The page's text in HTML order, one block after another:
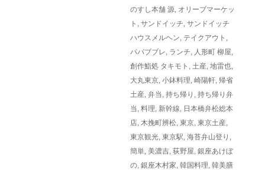
のすし本舗 源, オリーブマーケッ
ト , サンドイッチ, サンドイッチ
ハウスメルヘン, テイクアウト ,
パパブブレ, ランチ, 人形町 柳屋,
創作鮨処 タキモト , 土産, 地雷也,
大丸東京, 小鉢料理, 崎陽軒, 帰省
土産, 弁当, 持ち帰り , 持ち帰り弁
当, 料理, 新幹線, 日本橋弁松総本
店, 木挽町辨松, 東京, 東京土産,
東京観光, 東京駅, 海苔弁山登り ,
簡単, 美濃吉, 荻野屋, 銀座あけぼ
の, 銀座木村家, 韓国料理, 韓美膳